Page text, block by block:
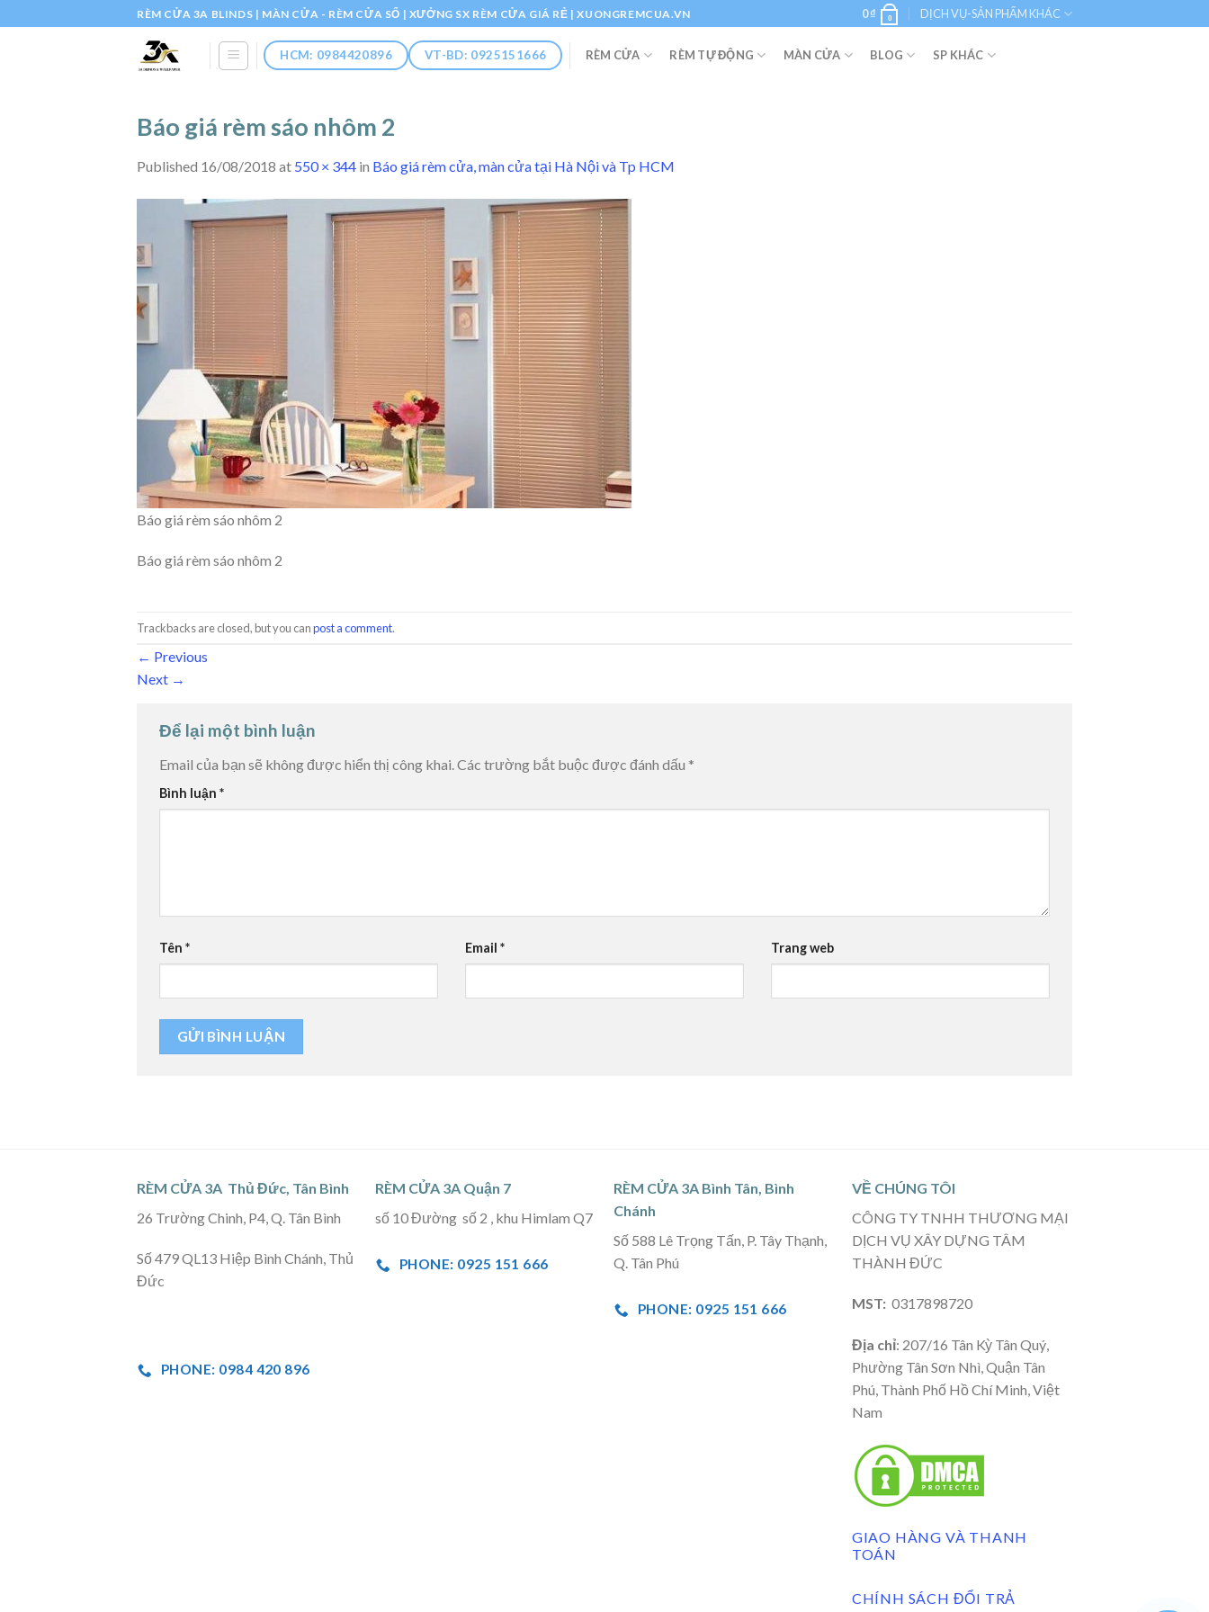
to
RÈM CỬA 3A BLINDS | MÀN CỬA - RÈM CỬA SỔ | XƯỞNG SX RÈM CỬA GIÁ RẺ | XUONGREMCUA.VN 0₫ 0 DỊCH VỤ-SẢN PHẨM KHÁC
HCM: 0984420896 VT-BD: 0925151666 RÈM CỬA RÈM TỰ ĐỘNG MÀN CỬA BLOG SP KHÁC
Báo giá rèm sáo nhôm 2
Published 16/08/2018 at 550 × 344 in Báo giá rèm cửa, màn cửa tại Hà Nội và Tp HCM
Báo giá rèm sáo nhôm 2
Báo giá rèm sáo nhôm 2
Trackbacks are closed, but you canpost a comment.
← Previous
Next →
Để lại một bình luận
Email của bạn sẽ không được hiển thị công khai.Các trường bắt buộc được đánh dấu *
Bình luận *
Tên * Email * Trang web
RÈM CỬA 3A Thủ Đức, Tân Bình
26 Trường Chinh, P4, Q. Tân Bình
Số 479 QL13 Hiệp Bình Chánh, Thủ
Đức
PHONE: 0984 420 896
RÈM CỬA 3A Quận 7
số 10 Đường số 2 , khu Himlam Q7
PHONE: 0925 151 666
RÈM CỬA 3A Bình Tân, Bình
Chánh
Số 588 Lê Trọng Tấn, P. Tây Thạnh,
Q. Tân Phú
PHONE: 0925 151 666
VỀ CHÚNG TÔI
CÔNG TY TNHH THƯƠNG MẠI
DỊCH VỤ XÂY DỰNG TÂM
THÀNH ĐỨC
MST: 0317898720
Địa chỉ: 207/16 Tân Kỳ Tân Quý,
Phường Tân Sơn Nhì, Quận Tân
Phú, Thành Phố Hồ Chí Minh, Việt
Nam
GIAO HÀNG VÀ THANH
TOÁN
CHÍNH SÁCH ĐỔI TRẢ